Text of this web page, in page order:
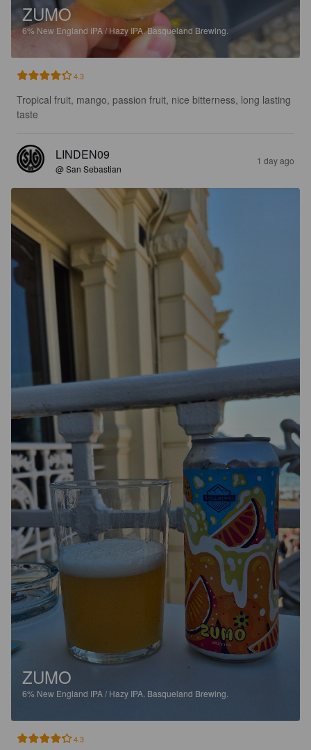
ZUMO
6% New England IPA / Hazy IPA.Basqueland Brewing.
4.3
Tropical fruit, mango, passion fruit, nice bitterness, long lasting
taste
LINDEN09
@ San Sebastian
1 day ago
ZUMO
6% New England IPA / Hazy IPA. Basqueland Brewing.
4.3